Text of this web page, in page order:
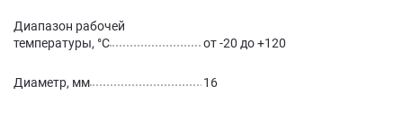
Диапазон рабочей
температуры, °С
от -20 до +120
Диаметр, мм 16